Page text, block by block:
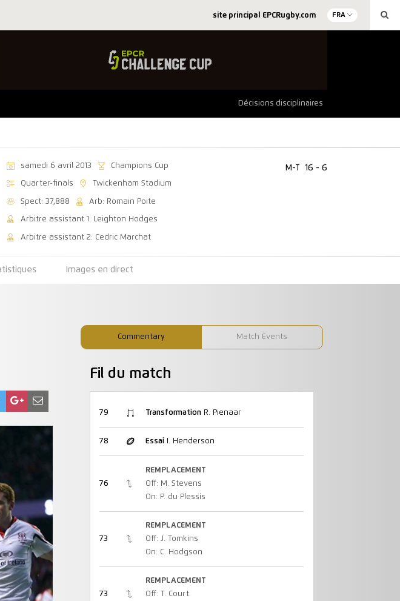
site principal EPCRugby.com FRA
Décisions disciplinaires
samedi 6 avril 2013 Champions Cup
Quarter-finals Twickenham Stadium
Spect: 37,888 Arb: Romain Poite
Arbitre assistant 1: Leighton Hodges
Arbitre assistant 2: Cedric Marchat
M-T 16 - 6
Images en direct
Commentary Match Events
Fil du match
79 TransformationR. Pienaar
78 EssaiI. Henderson
76
REMPLACEMENT
Off: M. Stevens
On: P. du Plessis
73
REMPLACEMENT
Off: J. Tomkins
On: C. Hodgson
73
REMPLACEMENT
Off: T. Court